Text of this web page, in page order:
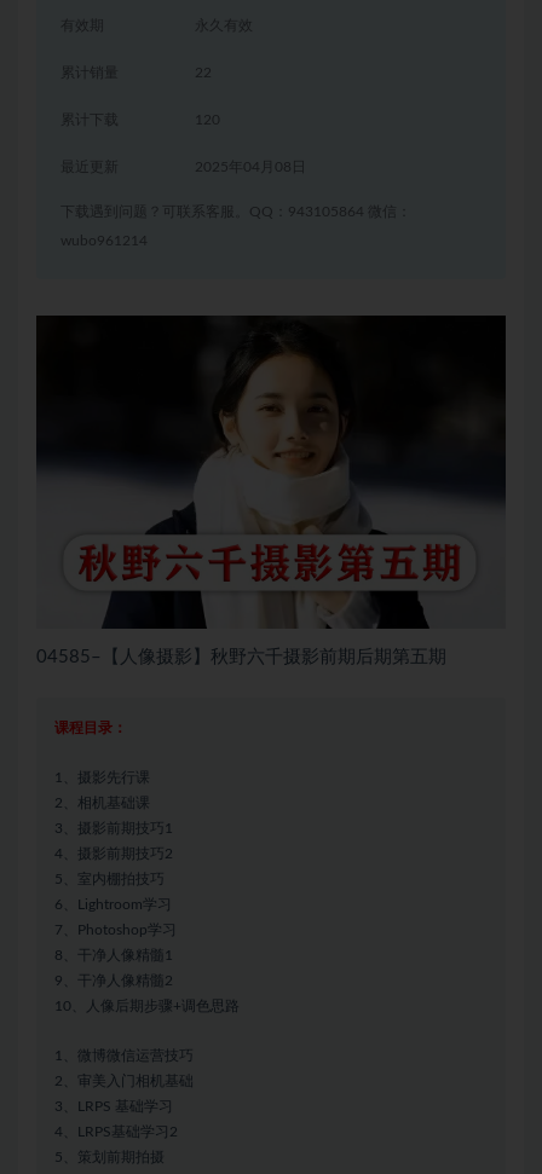
有效期 永久有效
累计销量 22
累计下载 120
2025年04月08日
下载遇到问题？可联系客服。QQ：943105864 微信：
wubo961214
04585–【人像摄影】秋野六千摄影前期后期第五期
课程目录：
1、摄影先行课
2、相机基础课
3、摄影前期技巧1
4、摄影前期技巧2
5、室内棚拍技巧
6、Lightroom学习
7、Photoshop学习
8、干净人像精髓1
9、干净人像精髓2
10、人像后期步骤+调色思路
1、微博微信运营技巧
2、审美入门相机基础
3、LRPS 基础学习
4、LRPS基础学习2
5、策划前期拍摄